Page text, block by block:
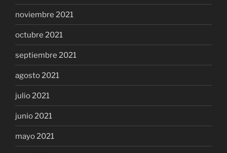
noviembre 2021
octubre 2021
septiembre 2021
agosto 2021
julio 2021
junio 2021
mayo 2021